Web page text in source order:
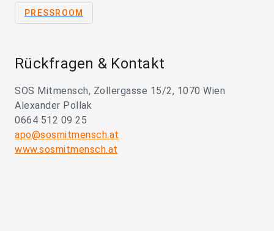
PRESSROOM
Rückfragen & Kontakt
SOS Mitmensch, Zollergasse 15/2, 1070 Wien
Alexander Pollak
0664 512 09 25
apo@sosmitmensch.at
www.sosmitmensch.at